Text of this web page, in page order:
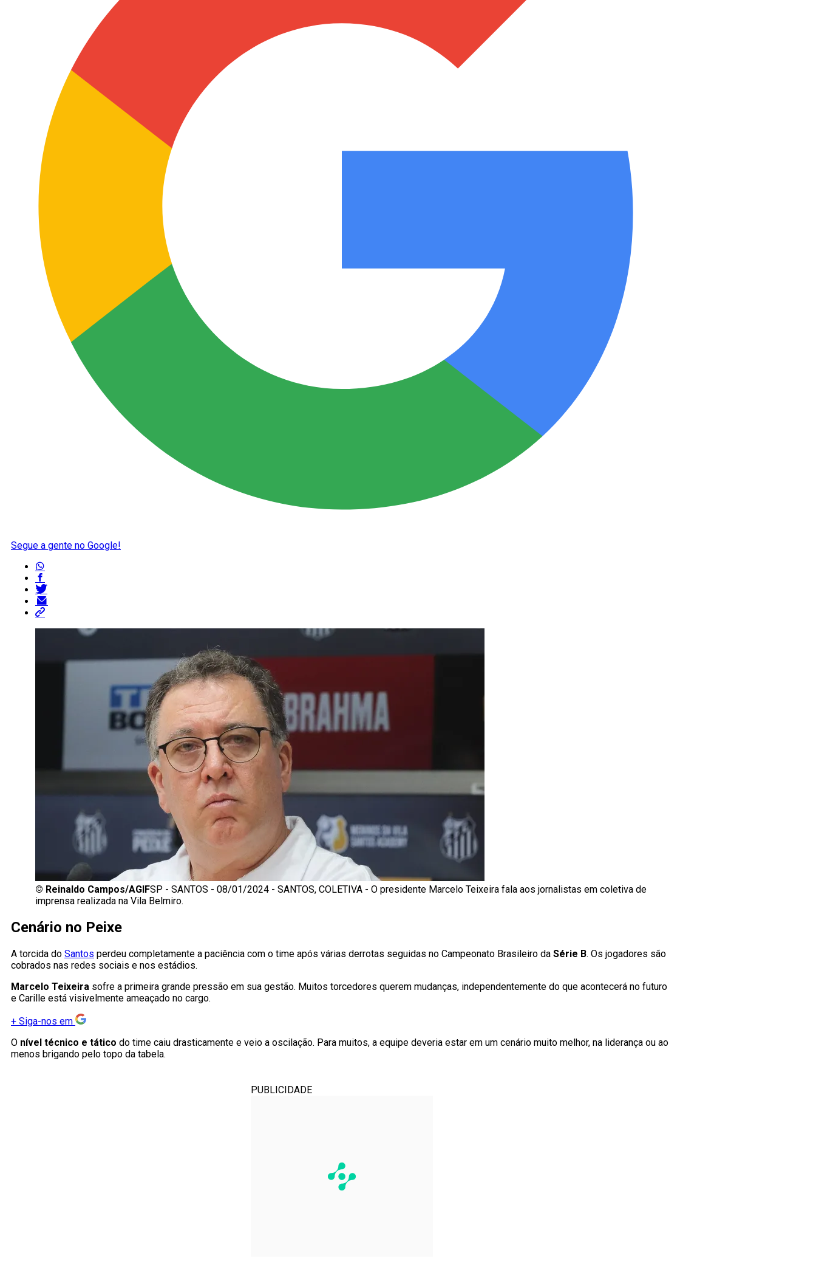
Segue a gente no Google!
© Reinaldo Campos/AGIFSP - SANTOS - 08/01/2024 - SANTOS, COLETIVA - O presidente Marcelo Teixeira fala aos jornalistas em coletiva de
imprensa realizada na Vila Belmiro.
Cenário no Peixe
A torcida do Santos perdeu completamente a paciência com o time após várias derrotas seguidas no Campeonato Brasileiro da Série B. Os jogadores são
cobrados nas redes sociais e nos estádios.
Marcelo Teixeira sofre a primeira grande pressão em sua gestão. Muitos torcedores querem mudanças, independentemente do que acontecerá no futuro
e Carille está visivelmente ameaçado no cargo.
+ Siga-nos em
O nível técnico e tático do time caiu drasticamente e veio a oscilação. Para muitos, a equipe deveria estar em um cenário muito melhor, na liderança ou ao
menos brigando pelo topo da tabela.
PUBLICIDADE